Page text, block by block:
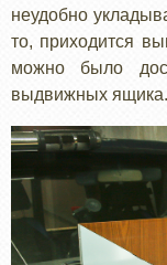
неудобно
то, приходится
можно было
выдвижных ящика.